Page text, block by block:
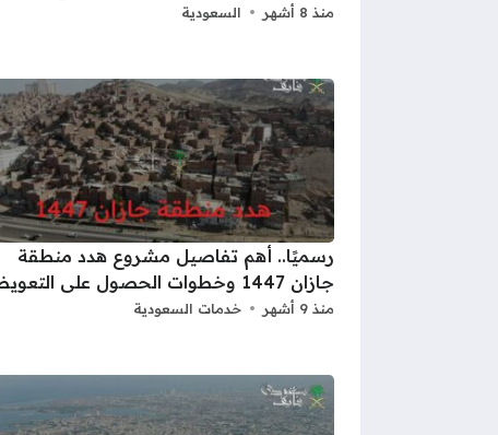
منذ 8 أشهر السعودية
رسميًا.. أهم تفاصيل مشروع هدد منطقة
جازان 1447 وخطوات الحصول على التعويض
منذ 9 أشهر خدمات السعودية